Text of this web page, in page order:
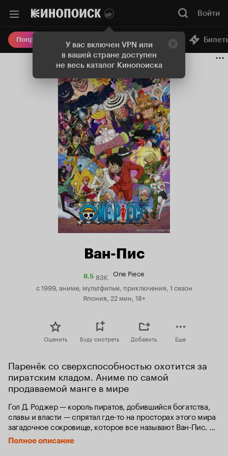
У вас включен VPN или
в вашей стране доступен
не весь каталог Кинопоиска
Войти
Попробовать Плюс Онлайн-кинотеатр
Ван-Пис
8.5Рейтинг
Кинопоиска
8.5
83K One Piece
с 1999, аниме, мультфильм, приключения, 1 сезон
Япония, 22 мин, 18+
Оценить Буду смотреть Добавить Еще
Паренёк со сверхспособностью охотится за
пиратским кладом. Аниме по самой
продаваемой манге в мире
Гол Д. Роджер — король пиратов, добившийся богатства,
славы и власти — спрятал где-то на просторах этого мира
загадочное сокровище, которое все называют Ван-Пис.
После смерти Роджера множество смельчаков кинулись
на поиски этого большого куша, и наступила великая
Полное описание